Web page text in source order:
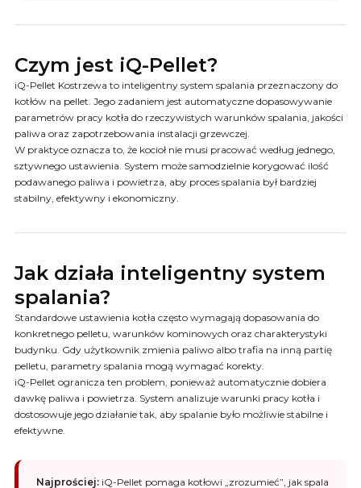
Czym jest iQ-Pellet?
iQ-Pellet Kostrzewa to inteligentny system spalania przeznaczony do
kotłów na pellet. Jego zadaniem jest automatyczne dopasowywanie
parametrów pracy kotła do rzeczywistych warunków spalania, jakości
paliwa oraz zapotrzebowania instalacji grzewczej.
W praktyce oznacza to, że kocioł nie musi pracować według jednego,
sztywnego ustawienia. System może samodzielnie korygować ilość
podawanego paliwa i powietrza, aby proces spalania był bardziej
stabilny, efektywny i ekonomiczny.
Jak działa inteligentny system
spalania?
Standardowe ustawienia kotła często wymagają dopasowania do
konkretnego pelletu, warunków kominowych oraz charakterystyki
budynku. Gdy użytkownik zmienia paliwo albo trafia na inną partię
pelletu, parametry spalania mogą wymagać korekty.
iQ-Pellet ogranicza ten problem, ponieważ automatycznie dobiera
dawkę paliwa i powietrza. System analizuje warunki pracy kotła i
dostosowuje jego działanie tak, aby spalanie było możliwie stabilne i
efektywne.
Najprościej: iQ-Pellet pomaga kotłowi „zrozumieć”, jak spala